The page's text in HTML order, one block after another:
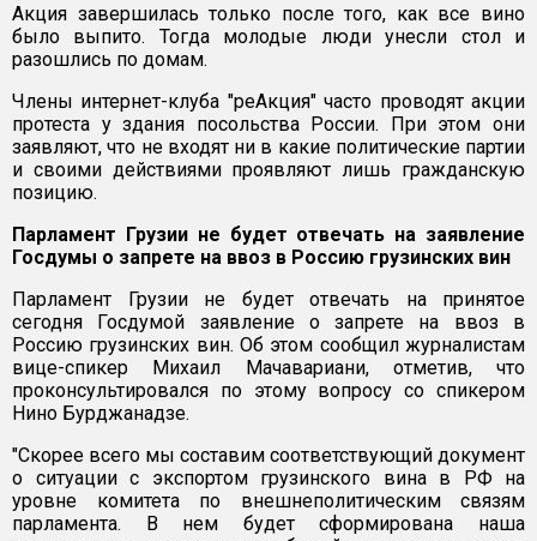
Акция завершилась только после того, как все вино
было выпито. Тогда молодые люди унесли стол и
разошлись по домам.
Члены интернет-клуба "реАкция" часто проводят акции
протеста у здания посольства России. При этом они
заявляют, что не входят ни в какие политические партии
и своими действиями проявляют лишь гражданскую
позицию.
Парламент Грузии не будет отвечать на заявление
Госдумы о запрете на ввоз в Россию грузинских вин
Парламент Грузии не будет отвечать на принятое
сегодня Госдумой заявление о запрете на ввоз в
Россию грузинских вин. Об этом сообщил журналистам
вице-спикер Михаил Мачавариани, отметив, что
проконсультировался по этому вопросу со спикером
Нино Бурджанадзе.
"Скорее всего мы составим соответствующий документ
о ситуации с экспортом грузинского вина в РФ на
уровне комитета по внешнеполитическим связям
парламента. В нем будет сформирована наша